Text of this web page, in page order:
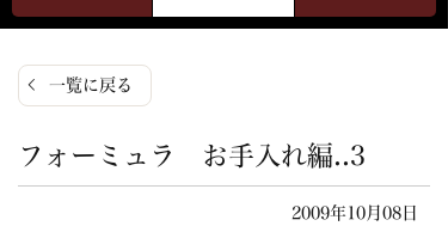
一覧に戻る
フォーミュラ お手入れ編..3
2009年10月08日